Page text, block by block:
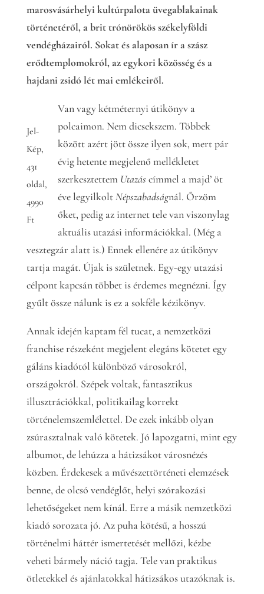
marosvásárhelyi kultúrpalota üvegablakainak
történetéről, a brit trónörökös székelyföldi
vendégházairól. Sokat és alaposan ír a szász
erődtemplomokról, az egykori közösség és a
hajdani zsidó lét mai emlékeiről.
Jel-
Kép,
431
oldal,
4990
Ft
Van vagy kétméternyi útikönyv a
polcaimon. Nem dicsekszem. Többek
között azért jött össze ilyen sok, mert pár
évig hetente megjelenő mellékletet
szerkesztettem Utazás címmel a majd’ öt
éve legyilkoltNépszabadságnál. Őrzöm
őket, pedig az internet tele van viszonylag
aktuális utazási információkkal. (Még a
vesztegzár alatt is.) Ennek ellenére az útikönyv
tartja magát. Újak is születnek. Egy-egy utazási
célpont kapcsán többet is érdemes megnézni. Így
gyűlt össze nálunk is ez a sokféle kézikönyv.
Annak idején kaptam fél tucat, a nemzetközi
franchise részeként megjelent elegáns kötetet egy
gáláns kiadótól különböző városokról,
országokról. Szépek voltak, fantasztikus
illusztrációkkal, politikailag korrekt
történelemszemlélettel. De ezek inkább olyan
zsúrasztalnak való kötetek. Jó lapozgatni, mint egy
albumot, de lehúzza a hátizsákot városnézés
közben. Érdekesek a művészettörténeti elemzések
benne, de olcsó vendéglőt, helyi szórakozási
lehetőségeket nem kínál. Erre a másik nemzetközi
kiadó sorozata jó. Az puha kötésű, a hosszú
történelmi háttér ismertetését mellőzi, kézbe
veheti bármely náció tagja. Tele van praktikus
ötletekkel és ajánlatokkal hátizsákos utazóknak is.